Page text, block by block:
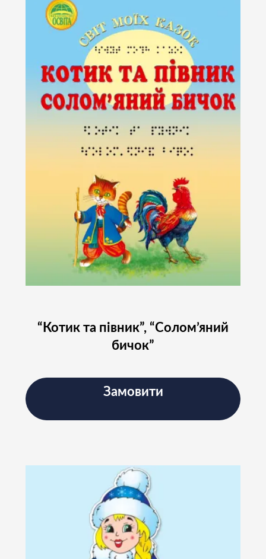
“Котик та півник”, “Солом’яний
бичок”
Замовити
Підпишіться на наш
Instagram і слідкуйте за
новинами проєкту
Підписатись